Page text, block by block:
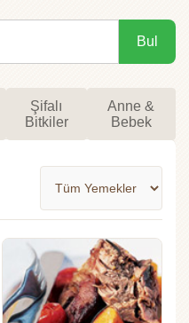
Bul
Şifalı
Bitkiler
Anne &
Bebek